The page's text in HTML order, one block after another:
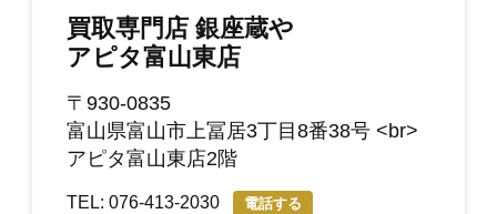
買取専門店 銀座蔵や
アピタ富山東店
〒930-0835
富山県富山市上冨居3丁目8番38号 <br>
アピタ富山東店2階
TEL: 076-413-2030 電話する